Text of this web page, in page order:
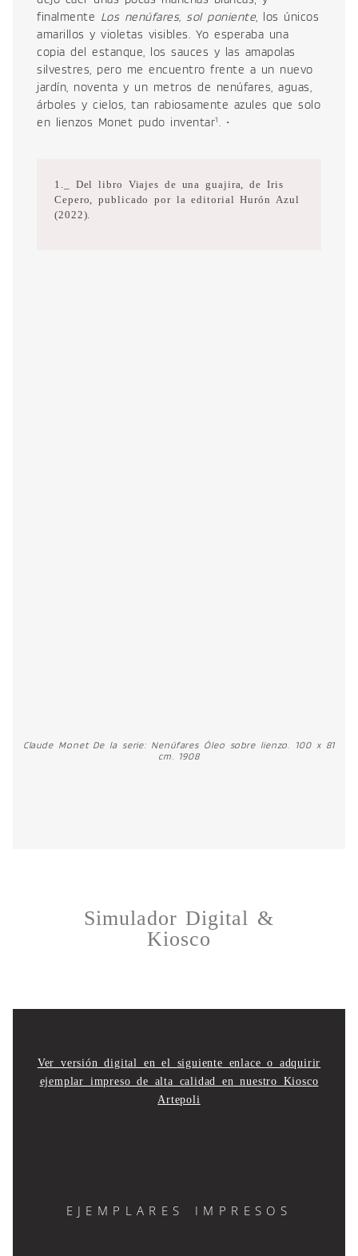
finalmente Los nenúfares, sol poniente, los únicos
amarillos y violetas visibles. Yo esperaba una
copia del estanque, los sauces y las amapolas
silvestres, pero me encuentro frente a un nuevo
jardín, noventa y un metros de nenúfares, aguas,
árboles y cielos, tan rabiosamente azules que solo
en lienzos Monet pudo inventar1. •
1._ Del libro Viajes de una guajira, de Iris
Cepero, publicado por la editorial Hurón Azul
(2022).
Claude Monet De la serie: Nenúfares Óleo sobre lienzo. 100 x 81
cm. 1908
Simulador Digital &
Kiosco
Ver versión digital en el siguiente enlace o adquirir
ejemplar impreso de alta calidad en nuestro Kiosco
Artepoli
EJEMPLARES IMPRESOS